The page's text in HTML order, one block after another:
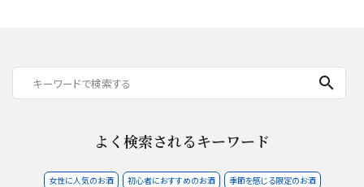
search
よく検索されるキーワード
女性に人気のお酒 初心者におすすめのお酒 季節を感じる限定のお酒